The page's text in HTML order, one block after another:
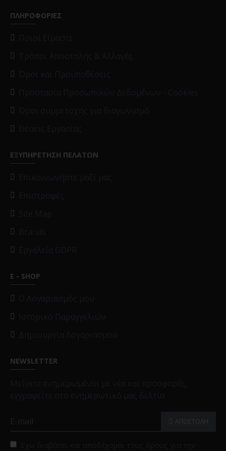
ΠΛΗΡΟΦΟΡΙΕΣ
ΕΞΥΠΗΡΕΤΗΣΗ ΠΕΛΑΤΩΝ
E - SHOP
NEWSLETTER
ΑΠΟΣΤΟΛΗ